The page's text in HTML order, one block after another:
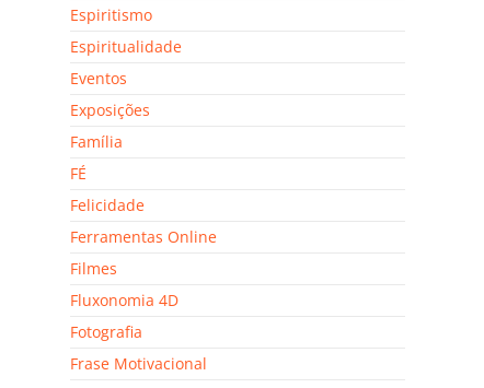
Espiritismo
Espiritualidade
Eventos
Exposições
Família
FÉ
Felicidade
Ferramentas Online
Filmes
Fluxonomia 4D
Fotografia
Frase Motivacional